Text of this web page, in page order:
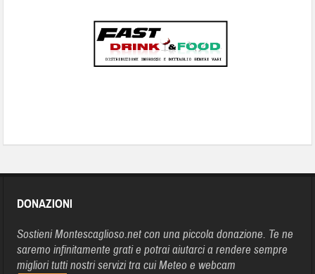
DONAZIONI
Sostieni Montescaglioso.net con una piccola donazione. Te ne
saremo infinitamente grati e potrai aiutarci a rendere sempre
migliori tutti nostri servizi tra cui Meteo e webcam